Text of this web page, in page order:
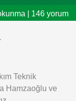
| 146 yorum
Teknik
Hamzaoğlu ve